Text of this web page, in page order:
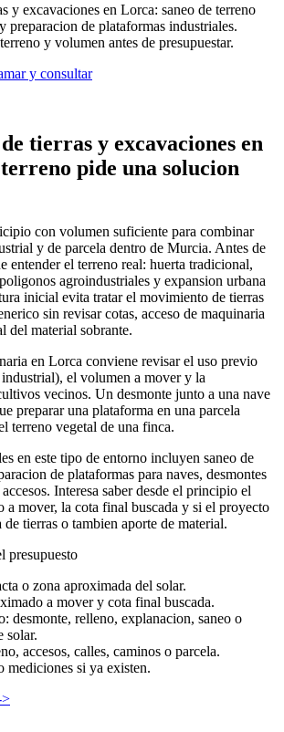
y excavaciones en Lorca: saneo de terreno
preparacion de plataformas industriales.
y volumen antes de presupuestar.
y consultar
tierras y excavaciones en
pide una solucion
con volumen suficiente para combinar
y de parcela dentro de Murcia. Antes de
entender el terreno real: huerta tradicional,
agroindustriales y expansion urbana
inicial evita tratar el movimiento de tierras
sin revisar cotas, acceso de maquinaria
del material sobrante.
en Lorca conviene revisar el uso previo
el volumen a mover y la
vecinos. Un desmonte junto a una nave
preparar una plataforma en una parcela
terreno vegetal de una finca.
en este tipo de entorno incluyen saneo de
de plataformas para naves, desmontes
Interesa saber desde el principio el
a mover, la cota final buscada y si el proyecto
de tierras o tambien aporte de material.
presupuesto
o zona aproximada del solar.
a mover y cota final buscada.
desmonte, relleno, explanacion, saneo o
solar.
accesos, calles, caminos o parcela.
mediciones si ya existen.